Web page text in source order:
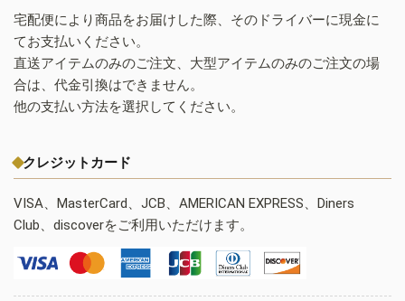
宅配便により商品をお届けした際、そのドライバーに現金に
てお支払いください。
直送アイテムのみのご注文、大型アイテムのみのご注文の場
合は、代金引換はできません。
他の支払い方法を選択してください。
クレジットカード
VISA、MasterCard、JCB、AMERICAN EXPRESS、Diners
Club、discoverをご利用いただけます。